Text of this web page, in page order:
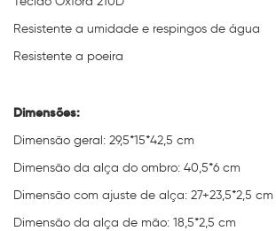
Resistente a umidade e respingos de água
Resistente a poeira
Dimensões:
Dimensão geral: 29,5*15*42,5 cm
Dimensão da alça do ombro: 40,5*6 cm
Dimensão com ajuste de alça: 27+23,5*2,5 cm
Dimensão da alça de mão: 18,5*2,5 cm